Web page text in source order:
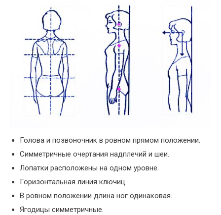
Голова и позвоночник в ровном прямом положении.
Симметричные очертания надплечий и шеи.
Лопатки расположены на одном уровне.
Горизонтальная линия ключиц.
В ровном положении длина ног одинаковая.
Ягодицы симметричные.